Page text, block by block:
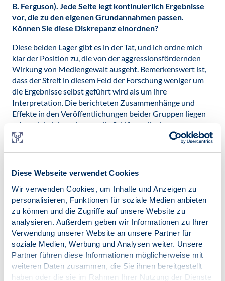
Diese Webseite verwendet Cookies
Wir verwenden Cookies, um Inhalte und Anzeigen zu
personalisieren, Funktionen für soziale Medien anbieten
zu können und die Zugriffe auf unsere Website zu
analysieren. Außerdem geben wir Informationen zu Ihrer
Verwendung unserer Website an unsere Partner für
soziale Medien, Werbung und Analysen weiter. Unsere
Partner führen diese Informationen möglicherweise mit
weiteren Daten zusammen, die Sie ihnen bereitgestellt
haben oder die sie im Rahmen Ihrer Nutzung der Dienste
B. Ferguson). Jede Seite legt kontinuierlich Ergebnisse
vor, die zu den eigenen Grundannahmen passen.
Können Sie diese Diskrepanz einordnen?
Diese beiden Lager gibt es in der Tat, und ich ordne mich
klar der Position zu, die von der aggressionsfördernden
Wirkung von Mediengewalt ausgeht. Bemerkenswert ist,
dass der Streit in diesem Feld der Forschung weniger um
die Ergebnisse selbst geführt wird als um ihre
Interpretation. Die berichteten Zusammenhänge und
Effekte in den Veröffentlichungen beider Gruppen liegen
sehr nah beieinander, nur die Schlüsse, die daraus gezogen
werden, sind andere.
Es wird nicht selten unterstellt, dass diejenigen, die eine
annehmen, jeden Spieler von gewalthaltigen Videospielen
als „Amokläufer im Wartestand“ betrachten würden. Das
ist eine völlig verzerrte Darstellung. Es geht in der
Forschung um den spezifischen Beitrag, den gewalthaltige
Videospiele zur Erklärung von individuellen
Unterschieden im aggressiven Verhalten leisten können.
Dieser Beitrag ist eher klein, wir sprechen hier von
Effektstärken zwischen .20 und .30. Aber die Beiträge
anderer Risikofaktoren wie elterlicher Gewalt oder Gewalt
in der Wohnumgebung sind auch nicht größer. Aggression